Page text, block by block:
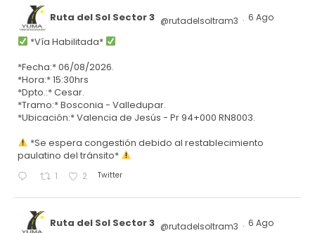
Ruta del Sol Sector 3 @rutadelsoltram3 · 6 Ago
*Vía Habilitada*
*Fecha:* 06/08/2026.
*Hora:* 15:30hrs
*Dpto.:* Cesar.
*Tramo:* Bosconia - Valledupar.
*Ubicación:* Valencia de Jesús - Pr 94+000 RN8003.
*Se espera congestión debido al restablecimiento
paulatino del tránsito*
1 2 Twitter
Ruta del Sol Sector 3 @rutadelsoltram3 · 6 Ago